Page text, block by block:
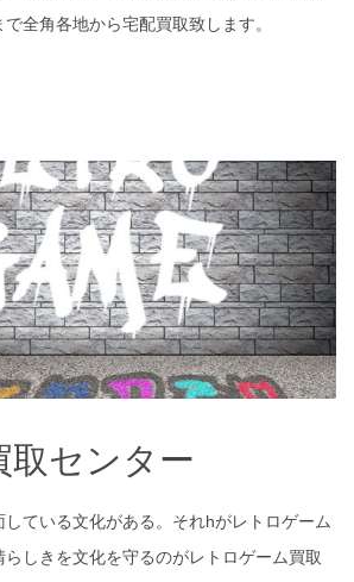
全角各地から宅配買取致します。
レトロG買取センター
取センター
している文化がある。それhがレトロゲーム
しきを文化を守るのがレトロゲーム買取